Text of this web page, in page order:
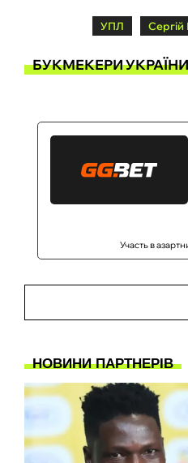
УПЛ Сергій
БУКМЕКЕРИ УКРАЇНИ
Участь в